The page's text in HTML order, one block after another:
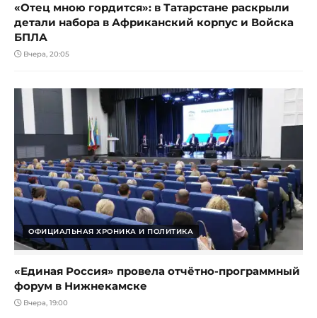
«Отец мною гордится»: в Татарстане раскрыли
детали набора в Африканский корпус и Войска
БПЛА
Вчера, 20:05
ОФИЦИАЛЬНАЯ ХРОНИКА И ПОЛИТИКА
«Единая Россия» провела отчётно-программный
форум в Нижнекамске
Вчера, 19:00